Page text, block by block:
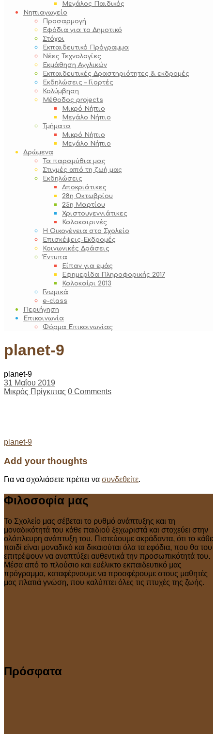
Μεγάλος Παιδικός
Νηπιαγωγείο
Προσαρμογή
Εφόδια για το Δημοτικό
Στόχοι
Εκπαιδευτικό Πρόγραμμα
Νέες Τεχνολογίες
Εκμάθηση Αγγλικών
Εκπαιδευτικές Δραστηριότητες & εκδρομές
Εκδηλώσεις – Γιορτές
Κολύμβηση
Μέθοδος projects
Μικρό Νήπιο
Μεγάλο Νήπιο
Τμήματα
Μικρό Νήπιο
Μεγάλο Νήπιο
Δρώμενα
Τα παραμύθια μας
Στιγμές από τη ζωή μας
Εκδηλώσεις
Αποκριάτικες
28η Οκτωβρίου
25η Μαρτίου
Χριστουγεννιάτικες
Καλοκαιρινές
Η Οικογένεια στο Σχολείο
Επισκέψεις-Εκδρομές
Κοινωνικές Δράσεις
Έντυπα
Είπαν για εμάς
Εφημερίδα Πληροφορικής 2017
Καλοκαίρι 2013
Γνωμικά
e-class
Περιήγηση
Επικοινωνία
Φόρμα Επικοινωνίας
planet-9
planet-9
31 Μαΐου 2019
Μικρός Πρίγκιπας 0 Comments
Post
navigation
planet-9
Add your thoughts
Για να σχολιάσετε πρέπει να συνδεθείτε.
Φιλοσοφία μας
Το Σχολείο μας σέβεται το ρυθμό ανάπτυξης και τη
μοναδικότητά του κάθε παιδιού ξεχωριστά και στοχεύει στην
ολόπλευρη ανάπτυξη του. Πιστεύουμε ακράδαντα, ότι το κάθε
παιδί είναι μοναδικό και δικαιούται όλα τα εφόδια, που θα του
επιτρέψουν να αναπτύξει αυθεντικά την προσωπικότητά του.
Μέσα από το πλούσιο και ευέλικτο εκπαιδευτικό μας
πρόγραμμα, καταφέρνουμε να προσφέρουμε στους μαθητές
μας πλατιά γνώση, που καλύπτει όλες τις πτυχές της ζωής.
Πρόσφατα